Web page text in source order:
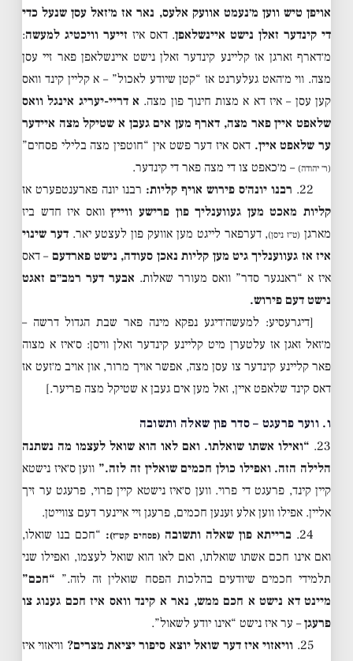
אויפן טיש ווען מ׳נעמט אוועק אלעס, נאר אז מ׳זאל עסן שנעל כדי
די קינדער זאלן נישט איינשלאפן. דאס איז זייער וויכטיג למעשה:
מ׳דארף זארגן אז קליינע קינדער זאלן נישט איינשלאפן פאר זיי עסן
מצה. ווי מ׳האט געלערנט אז “קטן שיודע לאכול” – א קליין קינד וואס
קען עסן – איז דא א מצות חינוך פון מצה. א דריי-יעריג אינגל וואס
שלאפט איין פאר מצה, דארף מען אים געבן א שטיקל מצה איידער
ער שלאפט איין. דאס איז דער פשט אין “חוטפין מצה בלילי פסחים”
(ר׳ יהודה) – מ׳כאפט צו די מצה פאר די קינדער.
22. רבנו יונה׳ס פירוש אויף קליות: רבנו יונה פארענטפערט אז
קליות מאכט מען געווענליך פון פרישע ווייץוואס איז חדש ביז
מארגן (ט״ז ניסן), דערפאר לייגט מען אוועק פון לעצטע יאר.דער שינוי
איז אז געווענליך גיט מען קליות נאכן סעודה, נישט פארדעם – דאס
איז א “ראנגער סדר” וואס מעורר שאלות. אבער דער רמב״ם זאגט
נישט דעם פירוש.
[דיגרעסיע: למעשה׳דיגע נפקא מינה פאר שבת הגדול דרשה –
מ׳זאל זאגן אז עלטערן מיט קליינע קינדער זאלן וויסן: ס׳איז א מצוה
פאר קליינע קינדער צו עסן מצה, אפשר אויך מרור, און אויב מ׳זעט אז
דאס קינד שלאפט איין, זאל מען אים געבן א שטיקל מצה פריער.]
ו. ווער פרעגט – סדר פון שאלה ותשובה
23. “ואילו אשתו שואלתו. ואם לאו הוא שואל לעצמו מה נשתנה
הלילה הזה. ואפילו כולן חכמים שואלין זה לזה.” ווען ס׳איז נישטא
קיין קינד, פרעגט די פרוי. ווען ס׳איז נישטא קיין פרוי, פרעגט ער זיך
אליין. אפילו ווען אלע זענען חכמים, פרעגן זיי איינער דעם צווייטן.
24. ברייתא פון שאלה ותשובה(פסחים קט״ז): “חכם בנו שואלו,
ואם אינו חכם אשתו שואלתו, ואם לאו הוא שואל לעצמו, ואפילו שני
תלמידי חכמים שיודעים בהלכות הפסח שואלין זה לזה.” “חכם”
מיינט דא נישט א חכם ממש, נאר א קינד וואס איז חכם גענוג צו
פרעגן – ער איז נישט “אינו יודע לשאול”.
25. וויאזוי איז דער שואל יוצא סיפור יציאת מצרים? וויאזוי איז